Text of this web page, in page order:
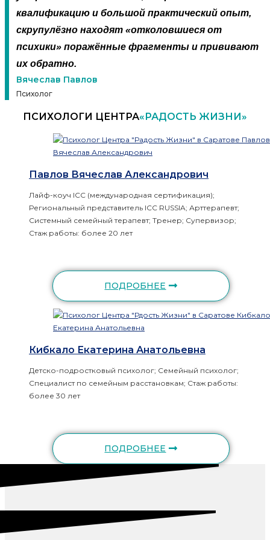
квалификацию и большой практический опыт,
скрупулёзно находят «отколовшиеся от
психики» поражённые фрагменты и прививают
их обратно.
Вячеслав Павлов
Психолог
ПСИХОЛОГИ ЦЕНТРА«РАДОСТЬ ЖИЗНИ»
Павлов Вячеслав Александрович
Лайф-коуч ICC (международная сертификация);
Региональный представитель ICC RUSSIA; Арттерапевт;
Системный семейный терапевт; Тренер; Супервизор;
Стаж работы: более 20 лет
ПОДРОБНЕЕ
Кибкало Екатерина Анатольевна
Детско-подростковый психолог; Семейный психолог;
Специалист по семейным расстановкам; Стаж работы:
более 30 лет
ПОДРОБНЕЕ